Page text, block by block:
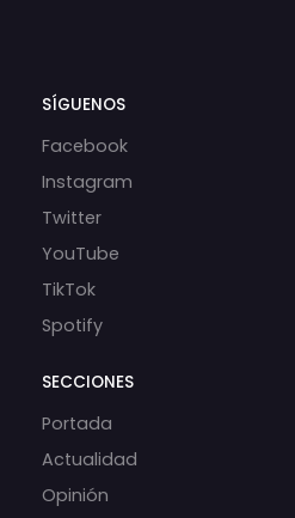
SÍGUENOS
Facebook
Instagram
Twitter
YouTube
TikTok
Spotify
SECCIONES
Portada
Actualidad
Opinión